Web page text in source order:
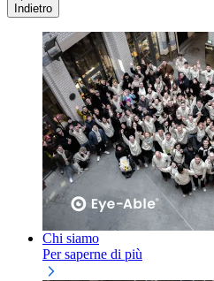
Indietro
Chi siamo
Per saperne di più